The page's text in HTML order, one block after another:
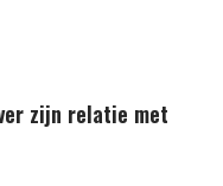
zijn relatie met